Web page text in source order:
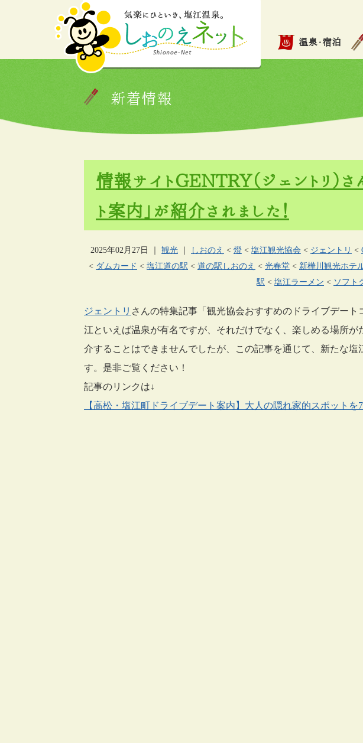
温泉・宿泊
新着情報
情報サイトGENTRY（ジェントリ）さ
ト案内」が紹介されました！
2025年02月27日 観光 しおのえ < 燈 < 塩江観光協会 < ジェントリ <
< ダムカード < 塩江道の駅 < 道の駅しおのえ < 光春堂 < 新樺川観光ホテ
駅 < 塩江ラーメン < ソフト
ジェントリ さんの特集記事「観光協会おすすめのドライブデー
江といえば温泉が有名ですが、それだけでなく、楽しめる場所
介することはできませんでしたが、この記事を通じて、新たな
す。是非ご覧ください！
記事のリンクは↓
【高松・塩江町ドライブデート案内】大人の隠れ家的スポットを